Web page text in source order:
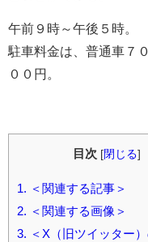
午前９時～午後５時。
駐車料金は、普通車７
００円。
目次 [閉じる]
1.
＜関連する記事＞
2.
＜関連する画像＞
3.
＜X（旧ツイッター